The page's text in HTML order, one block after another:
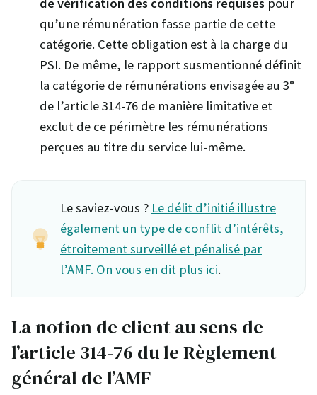
de vérification des conditions requises pour
qu’une rémunération fasse partie de cette
catégorie. Cette obligation est à la charge du
PSI. De même, le rapport susmentionné définit
la catégorie de rémunérations envisagée au 3°
de l’article 314-76 de manière limitative et
exclut de ce périmètre les rémunérations
perçues au titre du service lui-même.
Le saviez-vous ? Le délit d’initié illustre
également un type de conflit d’intérêts,
étroitement surveillé et pénalisé par
l’AMF. On vous en dit plus ici.
La notion de client au sens de
l’article 314-76 du le Règlement
général de l’AMF